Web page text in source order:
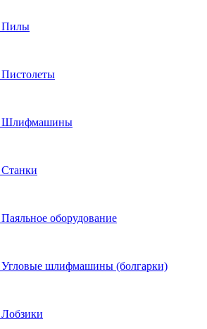
Пилы
Пистолеты
Шлифмашины
Станки
Паяльное оборудование
Угловые шлифмашины (болгарки)
Лобзики